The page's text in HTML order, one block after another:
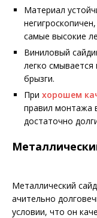
Материал
самые высокие
Виниловый
легко
брызги.
При хорошем
правил монтажа
достаточно
Металлический
ачительно
условии, что он